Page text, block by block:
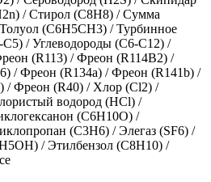
/Стирол (С8Н8) /Сумма
Толуол (C6H5CH3) /Турбинное
С5) /Углеводороды (С6-С12) /
(R113) /Фреон (R114В2) /
/Фреон (R134а) /Фреон (R141b) /
/Фреон (R40) / Хлор (Cl2) /
водород (HCl) /
(C6H10O) /
(С3Н6) /Элегаз (SF6) /
/Этилбензол (C8H10) /